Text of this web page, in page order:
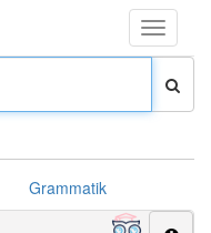
Toggle
Grammatik